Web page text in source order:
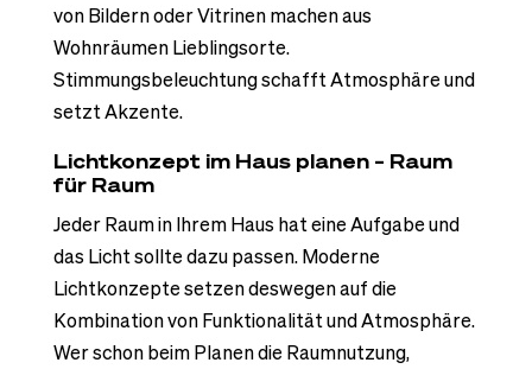
von Bildern oder Vitrinen machen aus
Wohnräumen Lieblingsorte.
Stimmungsbeleuchtung schafft Atmosphäre und
setzt Akzente.
Lichtkonzept im Haus planen – Raum
für Raum
Jeder Raum in Ihrem Haus hat eine Aufgabe und
das Licht sollte dazu passen. Moderne
Lichtkonzepte setzen deswegen auf die
Kombination von Funktionalität und Atmosphäre.
Wer schon beim Planen die Raumnutzung,